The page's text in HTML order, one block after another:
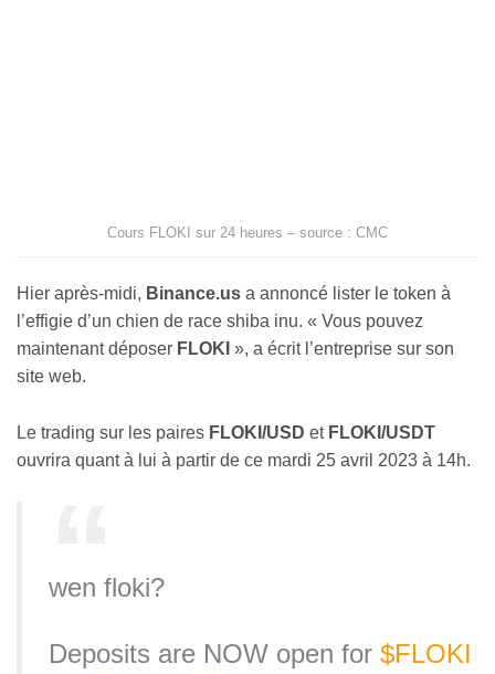
Cours FLOKI sur 24 heures – source : CMC
Hier après-midi, Binance.us a annoncé lister le token à
l’effigie d’un chien de race shiba inu. « Vous pouvez
maintenant déposer FLOKI », a écrit l’entreprise sur son
site web.
Le trading sur les paires FLOKI/USD etFLOKI/USDT
ouvrira quant à lui à partir de ce mardi 25 avril 2023 à 14h.
wen floki?
Deposits are NOW open for $FLOKI